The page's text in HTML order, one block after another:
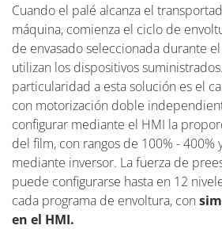
Cuando el palé alcanza el
máquina, comienza el ciclo de
de envasado seleccionada durante
utilizan los dispositivos
particularidad a esta solución es el
con motorización doble
configurar mediante el HMI la
del film, con rangos de 100% - 400%
mediante inversor. La fuerza de
puede configurarse hasta en 12
cada programa de envoltura, con
en el HMI.